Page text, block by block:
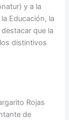
y a la
Educación, la
que la
distintivos
Rojas
de